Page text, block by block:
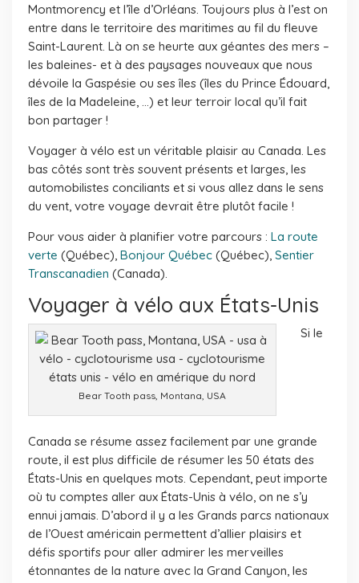
Montmorency et l’île d’Orléans. Toujours plus à l’est on
entre dans le territoire des maritimes au fil du fleuve
Saint-Laurent. Là on se heurte aux géantes des mers –
les baleines- et à des paysages nouveaux que nous
dévoile la Gaspésie ou ses îles (îles du Prince Édouard,
îles de la Madeleine, …) et leur terroir local qu’il fait
bon partager !
Voyager à vélo est un véritable plaisir au Canada. Les
bas côtés sont très souvent présents et larges, les
automobilistes conciliants et si vous allez dans le sens
du vent, votre voyage devrait être plutôt facile !
Pour vous aider à planifier votre parcours : La route
verte (Québec), Bonjour Québec (Québec), Sentier
Transcanadien (Canada).
Voyager à vélo aux États-Unis
Bear Tooth pass, Montana, USA
Si le
Canada se résume assez facilement par une grande
route, il est plus difficile de résumer les 50 états des
États-Unis en quelques mots. Cependant, peut importe
où tu comptes aller aux États-Unis à vélo, on ne s’y
ennui jamais. D’abord il y a les Grands parcs nationaux
de l’Ouest américain permettent d’allier plaisirs et
défis sportifs pour aller admirer les merveilles
étonnantes de la nature avec la Grand Canyon, les